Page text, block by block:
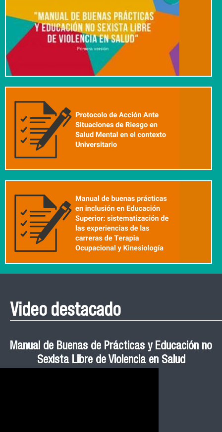
Video destacado
Manual de Buenas de Prácticas y Educación no
Sexista Libre de Violencia en Salud
Roberto Vera invita a la III Jornada de Neurociencia
e Inteligencia Artificial 2025
Jornadas puertas abiertas CESIC
Ceremonia de Graduación Magíster en Salud
Pública cohortes años 2021, 2022 y 2023 FACIMED
Esteban Aedo: “El uso de tecnología en el deporte
tiene directa relación con la inversión económica”